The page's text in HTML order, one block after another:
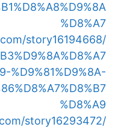
%D8%A7
story16194668/
%D9%81%D9%8A-
%D8%A9
story16293472/